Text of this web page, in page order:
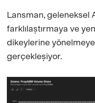
Lansman, geleneksel
farklılaştırmaya ve
dikeylerine
gerçekleşiyor.